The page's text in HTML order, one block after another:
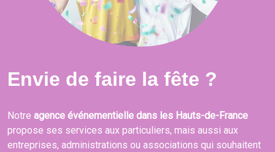
Envie de faire la fête ?
Notre agence événementielle dans les Hauts-de-France
propose ses services aux particuliers, mais aussi aux
entreprises, administrations ou associations qui souhaitent